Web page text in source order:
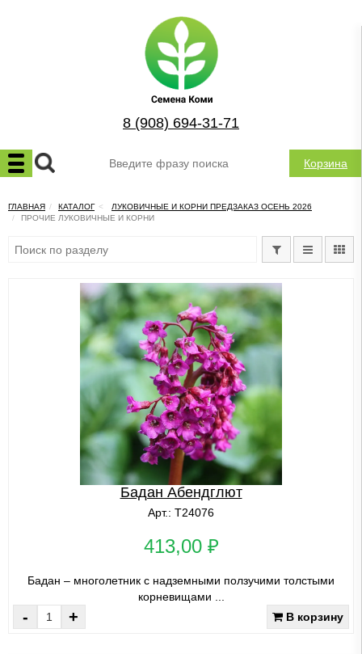
8 (908) 694-31-71
Корзина
ГЛАВНАЯ КАТАЛОГ
ЛУКОВИЧНЫЕ И КОРНИ ПРЕДЗАКАЗ ОСЕНЬ 2026
ПРОЧИЕ ЛУКОВИЧНЫЕ И КОРНИ
Бадан Абендглют
Арт.: Т24076
413,00 ₽
Бадан – многолетник с надземными ползучими толстыми
корневищами ...
- + В корзину